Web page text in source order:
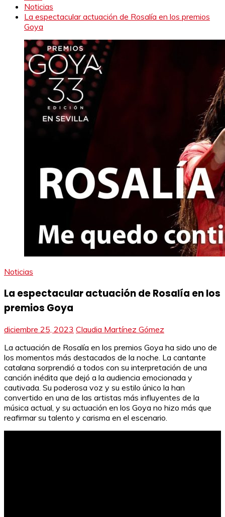
Noticias
La espectacular actuación de Rosalía en los premios
Goya
Noticias
La espectacular actuación de Rosalía en los
premios Goya
diciembre 25, 2023 Claudia Martínez Gómez
La actuación de Rosalía en los premios Goya ha sido uno de
los momentos más destacados de la noche. La cantante
catalana sorprendió a todos con su interpretación de una
canción inédita que dejó a la audiencia emocionada y
cautivada. Su poderosa voz y su estilo único la han
convertido en una de las artistas más influyentes de la
música actual, y su actuación en los Goya no hizo más que
reafirmar su talento y carisma en el escenario.